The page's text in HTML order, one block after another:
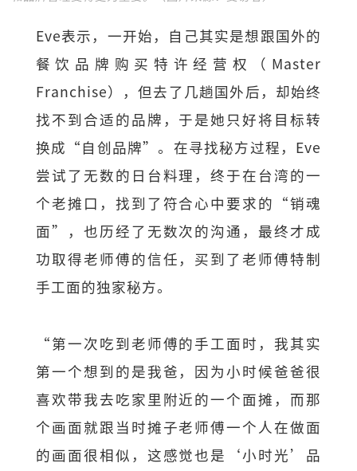
Eve表示，一开始，自己其实是想跟国外的
餐饮品牌购买特许经营权（Master
Franchise），但去了几趟国外后，却始终
找不到合适的品牌，于是她只好将目标转
换成“自创品牌”。在寻找秘方过程，Eve
尝试了无数的日台料理，终于在台湾的一
个老摊口，找到了符合心中要求的“销魂
面”，也历经了无数次的沟通，最终才成
功取得老师傅的信任，买到了老师傅特制
手工面的独家秘方。
“第一次吃到老师傅的手工面时，我其实
第一个想到的是我爸，因为小时候爸爸很
喜欢带我去吃家里附近的一个面摊，而那
个画面就跟当时摊子老师傅一个人在做面
的画面很相似，这感觉也是‘小时光’品